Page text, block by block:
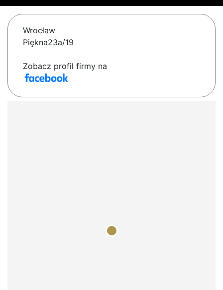
Wrocław
Piękna23a/19
Zobacz profil firmy na